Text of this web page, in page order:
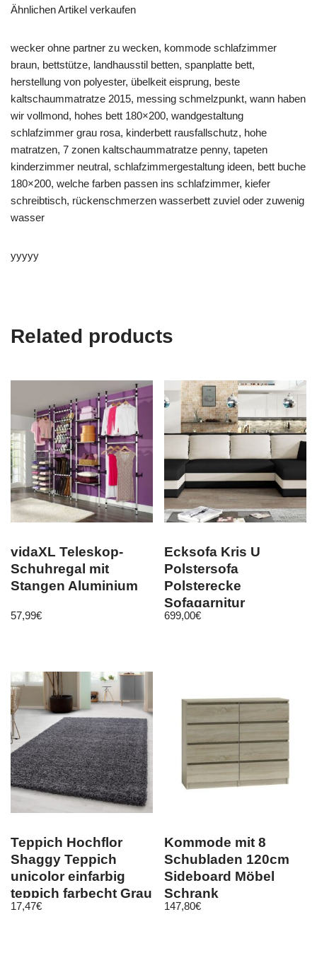
Ähnlichen Artikel verkaufen
wecker ohne partner zu wecken, kommode schlafzimmer
braun, bettstütze, landhausstil betten, spanplatte bett,
herstellung von polyester, übelkeit eisprung, beste
kaltschaummatratze 2015, messing schmelzpunkt, wann haben
wir vollmond, hohes bett 180×200, wandgestaltung
schlafzimmer grau rosa, kinderbett rausfallschutz, hohe
matratzen, 7 zonen kaltschaummatratze penny, tapeten
kinderzimmer neutral, schlafzimmergestaltung ideen, bett buche
180×200, welche farben passen ins schlafzimmer, kiefer
schreibtisch, rückenschmerzen wasserbett zuviel oder zuwenig
wasser
yyyyy
Related products
vidaXL Teleskop-
Schuhregal mit
Stangen Aluminium
57,99€
Ecksofa Kris U
Polstersofa
Polsterecke
Sofagarnitur
Wohnlandschaft M24
699,00€
Teppich Hochflor
Shaggy Teppich
unicolor einfarbig
teppich farbecht Grau
17,47€
Kommode mit 8
Schubladen 120cm
Sideboard Möbel
Schrank
Schubladenschrank
147,80€